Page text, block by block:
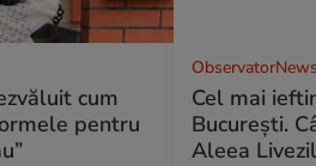
cum
pentru
Cel mai
Bucureşti.
Aleea